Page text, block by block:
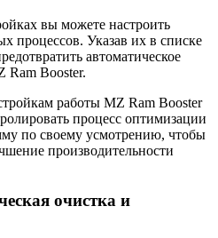
вы можете настроить
процессов. Указав их в списке
автоматическое
Ram Booster.
работы MZ Ram Booster
процесс оптимизации
по своему усмотрению, чтобы
производительности
очистка и